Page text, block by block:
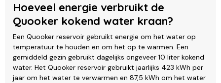
Hoeveel energie verbruikt de
Quooker kokend water kraan?
Een Quooker reservoir gebruikt energie om het water op
temperatuur te houden en om het op te warmen. Een
gemiddeld gezin gebruikt dagelijks ongeveer 10 liter kokend
water. Het Quooker reservoir gebruikt jaarlijks 423 kWh per
jaar om het water te verwarmen en 87,5 kWh om het water